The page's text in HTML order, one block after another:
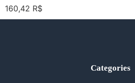
160,42 R$
Categories